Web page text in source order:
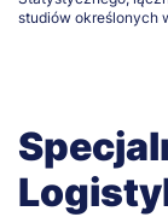
studiów określonych